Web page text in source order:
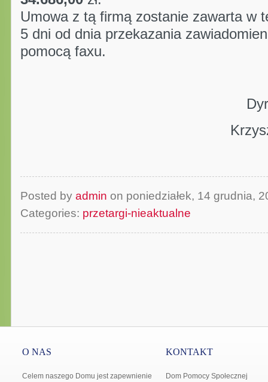
Umowa z tą firmą zostanie zawarta w
5 dni od dnia przekazania
pomocą faxu.
Posted by admin on poniedziałek, 14 grudnia,
Categories: przetargi-nieaktualne
O NAS
Celem naszego Domu jest zapewnienie
KONTAKT
Dom Pomocy Społecznej